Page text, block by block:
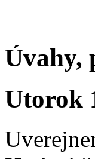
Úvahy,
Utorok